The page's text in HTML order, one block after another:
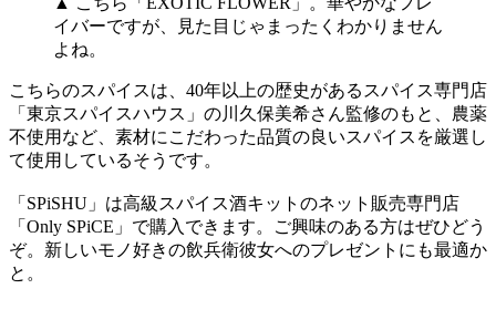
イバーですが、見た目じゃまったくわかりません
よね。
こちらのスパイスは、40年以上の歴史があるスパイス専門店
「東京スパイスハウス」の川久保美希さん監修のもと、農薬
不使用など、素材にこだわった品質の良いスパイスを厳選し
て使用しているそうです。
「SPiSHU」は高級スパイス酒キットのネット販売専門店
「Only SPiCE」で購入できます。ご興味のある方はぜひどう
ぞ。新しいモノ好きの飲兵衛彼女へのプレゼントにも最適か
と。